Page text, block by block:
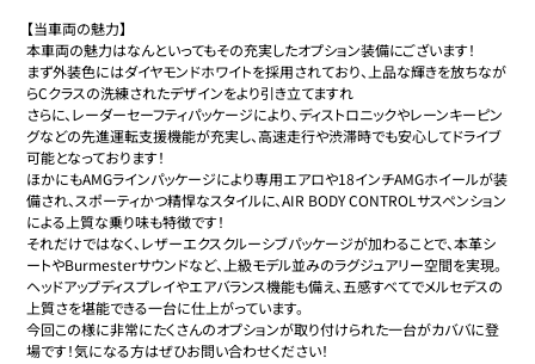
【当車両の魅力】
本車両の魅力はなんといってもその充実したオプション装備にございます！
まず外装色にはダイヤモンドホワイトを採用されており、上品な輝きを放ちなが
らCクラスの洗練されたデザインをより引き立てますれ
さらに、レーダーセーフティパッケージにより、ディストロニックやレーンキーピン
グなどの先進運転支援機能が充実し、高速走行や渋滞時でも安心してドライブ
可能となっております！
ほかにもAMGラインパッケージにより専用エアロや18インチAMGホイールが装
備され、スポーティかつ精悍なスタイルに、AIR BODY CONTROLサスペンション
による上質な乗り味も特徴です！
それだけではなく、レザーエクスクルーシブパッケージが加わることで、本革シ
ートやBurmesterサウンドなど、上級モデル並みのラグジュアリー空間を実現。
ヘッドアップディスプレイやエアバランス機能も備え、五感すべてでメルセデスの
上質さを堪能できる一台に仕上がっています。
今回この様に非常にたくさんのオプションが取り付けられた一台がカババに登
場です！気になる方はぜひお問い合わせください！